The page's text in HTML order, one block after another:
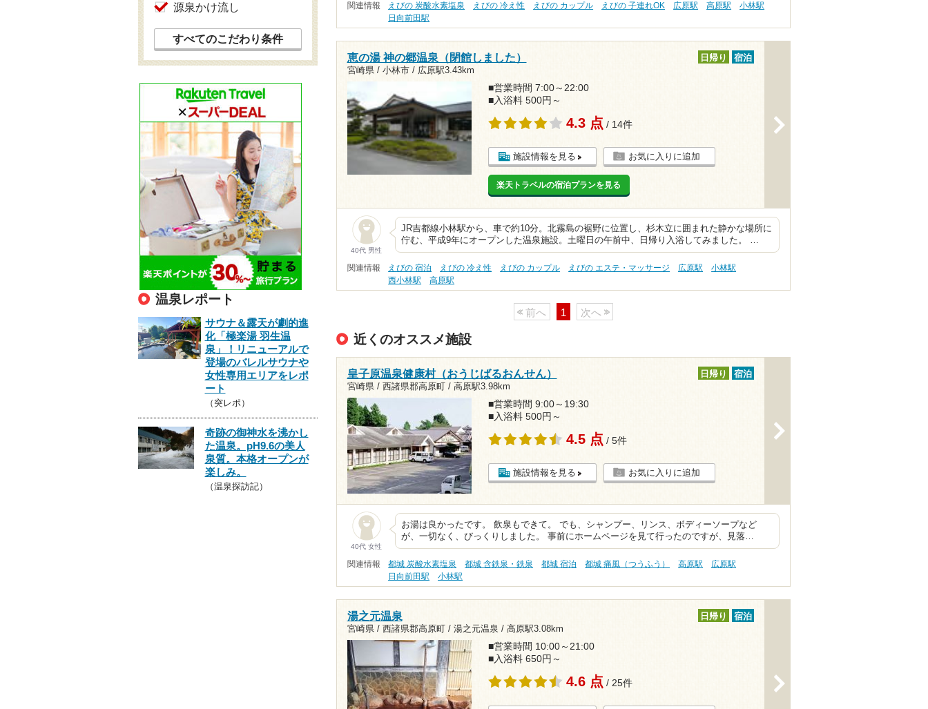
関連情報 えびの 炭酸水素塩泉 えびの 冷え性 えびの カップル えびの 子連れOK 広原駅 高原駅
小林駅
日向前田駅
恵の湯 神の郷温泉（閉館しました）
宮崎県 / 小林市 / 広原駅3.43km
日帰り 宿泊
■営業時間 7:00～22:00
■入浴料 500円～
4.3 点 / 14件
施設情報を見る お気に入りに追加
楽天トラベルの宿泊プランを見る
40代 男性
JR吉都線小林駅から、車で約10分。北霧島の裾野に位置し、杉木立に囲まれた静かな場所に
佇む、平成9年にオープンした温泉施設。土曜日の午前中、日帰り入浴してみました。 …
関連情報 えびの 宿泊 えびの 冷え性 えびの カップル えびの エステ・マッサージ 広原駅
小林駅
西小林駅
高原駅
前へ 1 次へ
近くのオススメ施設
皇子原温泉健康村（おうじばるおんせん）
宮崎県 / 西諸県郡高原町 / 高原駅3.98km
日帰り 宿泊
■営業時間 9:00～19:30
■入浴料 500円～
4.5 点 / 5件
施設情報を見る お気に入りに追加
40代 女性
お湯は良かったです。 飲泉もできて。 でも、シャンプー、リンス、ボディーソープなど
が、一切なく、びっくりしました。 事前にホームページを見て行ったのですが、見落…
関連情報 都城 炭酸水素塩泉 都城 含鉄泉・鉄泉 都城 宿泊 都城 痛風（つうふう） 高原駅
広原駅
日向前田駅
小林駅
湯之元温泉
宮崎県 / 西諸県郡高原町 / 湯之元温泉 / 高原駅3.08km
日帰り 宿泊
■営業時間 10:00～21:00
■入浴料 650円～
4.6 点 / 25件
源泉かけ流し
すべてのこだわり条件
温泉レポート
サウナ＆露天が劇的進
化「極楽湯 羽生温
泉」！リニューアルで
登場のバレルサウナや
女性専用エリアをレポ
ート
（突レポ）
奇跡の御神水を沸かし
た温泉。pH9.6の美人
泉質。本格オープンが
楽しみ。
（温泉探訪記）